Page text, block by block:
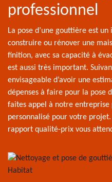
professionnel
La pose d’une gouttière est
construire ou rénover une
finition, avec sa capacité à
est aussi très important.
envisageable d’avoir une
dépenses à faire pour la pose
faites appel à notre
personnalisé pour votre
rapport qualité-prix vous